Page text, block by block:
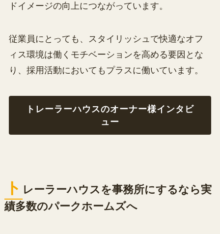
ドイメージの向上につながっています。
従業員にとっても、スタイリッシュで快適なオフ
ィス環境は働くモチベーションを高める要因とな
り、採用活動においてもプラスに働いています。
トレーラーハウスのオーナー様インタビ
ュー
ト レーラーハウスを事務所にするなら実
績多数のパークホームズへ